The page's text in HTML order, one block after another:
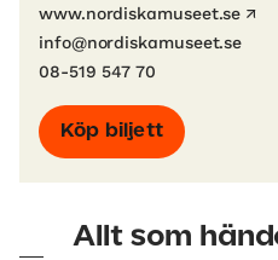
www.nordiskamuseet.se
info@nordiskamuseet.se
08-519 547 70
Köp biljett
Allt som